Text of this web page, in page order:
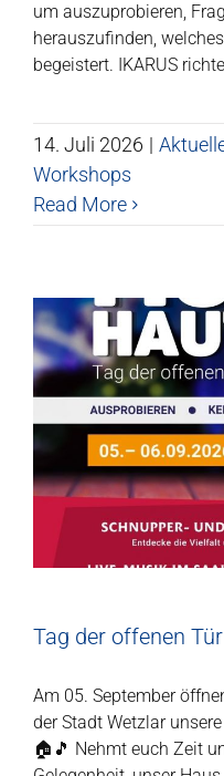
um auszuprobieren,
herauszufinden,
begeistert. IKARUS
14. Juli 2026 |
Workshops
Read More
Tag der offenen
Am 05. September
der Stadt Wetzlar
🏠🎵 Nehmt euch Zeit